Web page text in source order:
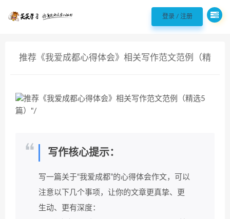
欢迎您光临98聘 - 职场实用好文案!， 登录 / 注册
推荐《我爱成都心得体会》相关写作范文范例（精
写作核心提示：
写一篇关于“我爱成都”的心得体会作文，可以
注意以下几个事项，让你的文章更真挚、更
生动、更有深度：